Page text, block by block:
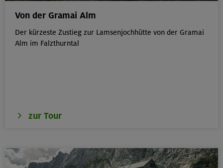
Von der Gramai Alm
Der kürzeste Zustieg zur Lamsenjochhütte von der Gramai
Alm im Falzthurntal
zur Tour